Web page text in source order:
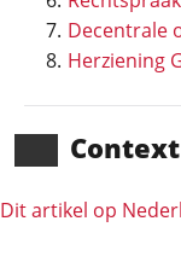
Decentrale
Herziening
Context
Dit artikel op